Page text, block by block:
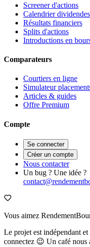
Screener d'actions
Calendrier dividendes
Résultats financiers
Splits d'actions
Introductions en
Comparateurs
Courtiers en ligne
Simulateur
Articles & guides
Offre Premium
Compte
Se connecter
Créer un compte
Nous contacter
Un bug ? Une idée ?
Vous aimez
Le projet est indépendant
connectez 😉 Un café nous